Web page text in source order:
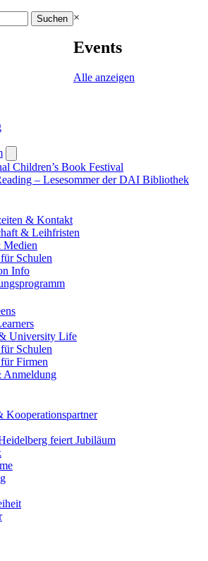
×
Events
Alle anzeigen
submenu
Children’s Book Festival
– Lesesommer der DAI Bibliothek
& Kontakt
& Leihfristen
Schulen
Info
University Life
Schulen
Firmen
Anmeldung
Kooperationspartner
feiert Jubiläum